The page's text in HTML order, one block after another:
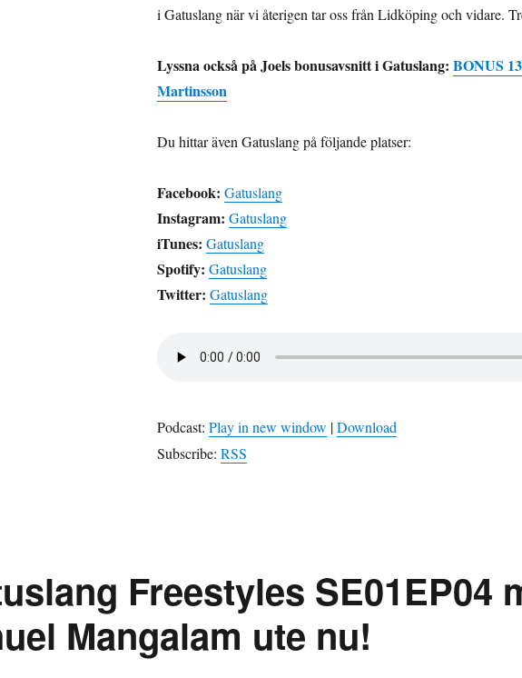
i Gatuslang när vi återigen tar oss från Lidköping och vidare.
Lyssna också på Joels bonusavsnitt i Gatuslang:BONUS
Martinsson
Du hittar även Gatuslang på följande platser:
Facebook: Gatuslang
Instagram: Gatuslang
iTunes: Gatuslang
Spotify: Gatuslang
Twitter: Gatuslang
Podcast:Play in new window |Download
Subscribe:RSS
Freestyles SE01EP04
Mangalam ute nu!